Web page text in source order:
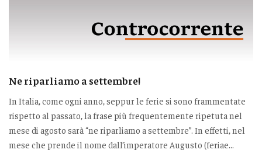
Ne riparliamo a settembre!
In Italia, come ogni anno, seppur le ferie si sono frammentate
rispetto al passato, la frase più frequentemente ripetuta nel
mese di agosto sarà “ne riparliamo a settembre”. In effetti, nel
mese che prende il nome dall’imperatore Augusto (feriae...